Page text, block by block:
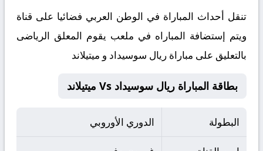
تنقل أحداث المباراة في الوطن العربي فضائيا على قناة
ويتم إستضافة المباراه في ملعب يقوم المعلق الرياضى
بالتعليق على مباراة ريال سوسيداد و ميتيلاند
بطاقة المباراة ريال سوسيداد Vs ميتيلاند
البطولة الدوري الأوروبي